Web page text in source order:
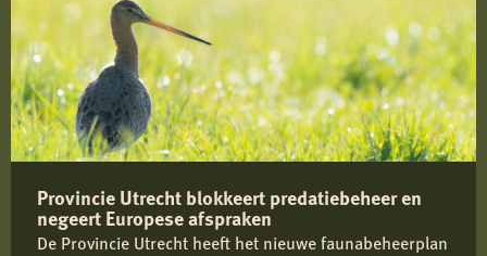
meer
over
Reactie
op
berichtgeving
over
jachthondenbeleid
Provincie Utrecht blokkeert predatiebeheer en
negeert Europese afspraken
De Provincie Utrecht heeft het nieuwe faunabeheerplan